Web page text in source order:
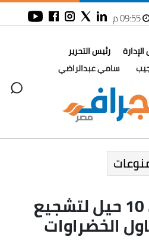
09:55 م
رئيس التحرير
سامي عبدالراضي
للاستفادة بها.. 10 حيل لتشجيع
الخضراوات